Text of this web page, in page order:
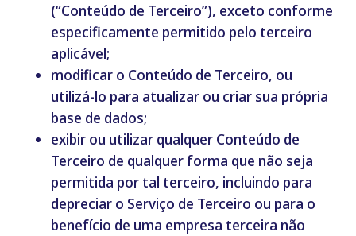
(“Conteúdo de Terceiro”), exceto conforme
especificamente permitido pelo terceiro
aplicável;
modificar o Conteúdo de Terceiro, ou
utilizá-lo para atualizar ou criar sua própria
base de dados;
exibir ou utilizar qualquer Conteúdo de
Terceiro de qualquer forma que não seja
permitida por tal terceiro, incluindo para
depreciar o Serviço de Terceiro ou para o
benefício de uma empresa terceira não